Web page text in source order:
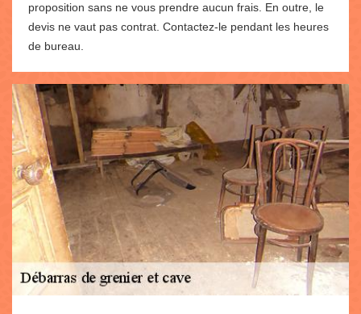
proposition sans ne vous prendre aucun frais. En outre, le
devis ne vaut pas contrat. Contactez-le pendant les heures
de bureau.